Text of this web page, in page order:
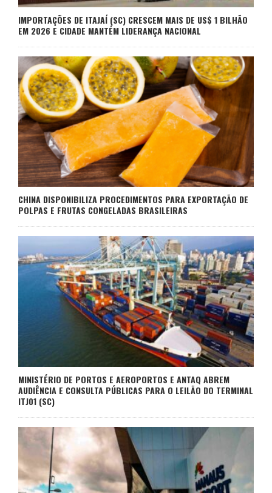
IMPORTAÇÕES DE ITAJAÍ (SC) CRESCEM MAIS DE US$ 1 BILHÃO
EM 2026 E CIDADE MANTÉM LIDERANÇA NACIONAL
CHINA DISPONIBILIZA PROCEDIMENTOS PARA EXPORTAÇÃO DE
POLPAS E FRUTAS CONGELADAS BRASILEIRAS
MINISTÉRIO DE PORTOS E AEROPORTOS E ANTAQ ABREM
AUDIÊNCIA E CONSULTA PÚBLICAS PARA O LEILÃO DO TERMINAL
ITJ01 (SC)